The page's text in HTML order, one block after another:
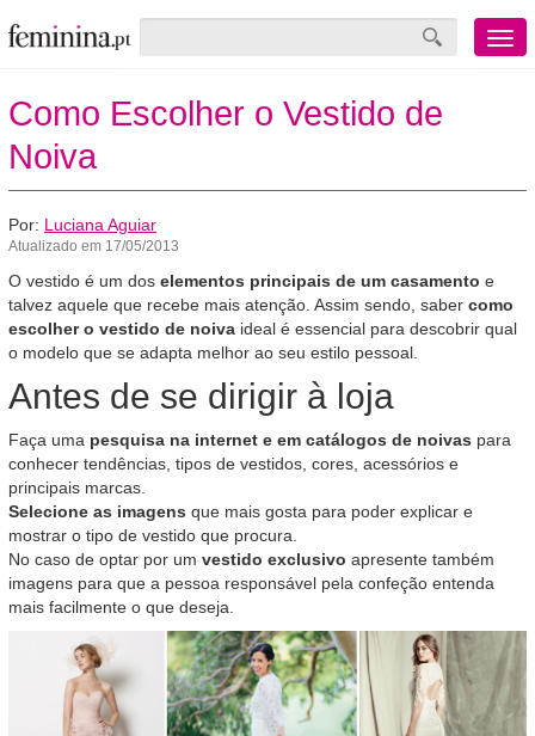
Menu
mobile
Como Escolher o Vestido de
Noiva
Por: Luciana Aguiar
Atualizado em 17/05/2013
O vestido é um dos elementos principais de um casamento e
talvez aquele que recebe mais atenção. Assim sendo, saber como
escolher o vestido de noiva ideal é essencial para descobrir qual
o modelo que se adapta melhor ao seu estilo pessoal.
Antes de se dirigir à loja
Faça uma pesquisa na internet e em catálogos de noivas para
conhecer tendências, tipos de vestidos, cores, acessórios e
principais marcas.
Selecione as imagens que mais gosta para poder explicar e
mostrar o tipo de vestido que procura.
No caso de optar por um vestido exclusivo apresente também
imagens para que a pessoa responsável pela confeção entenda
mais facilmente o que deseja.